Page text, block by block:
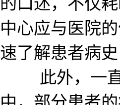
中心应与医院
速了解患者病
此外，一直